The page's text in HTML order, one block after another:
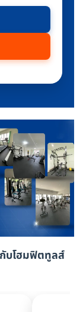
บโฮมฟิตทูลส์